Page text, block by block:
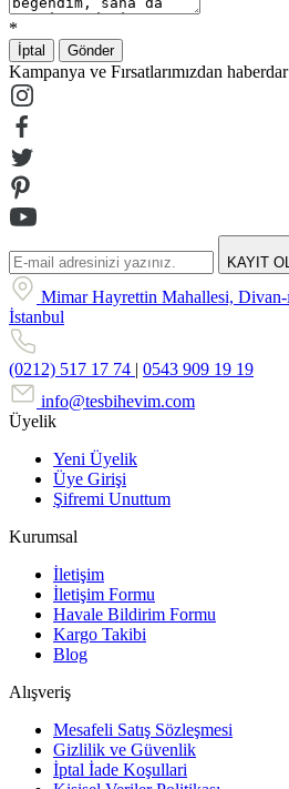
*
İptal Gönder
Kampanya ve Fırsatlarımızdan
KAYIT OL
Mimar Hayrettin Mahallesi,
İstanbul
(0212) 517 17 74 | 0543 909 19 19
info@tesbihevim.com
Üyelik
Yeni Üyelik
Üye Girişi
Şifremi Unuttum
Kurumsal
İletişim
İletişim Formu
Havale Bildirim Formu
Kargo Takibi
Blog
Alışveriş
Mesafeli Satış Sözleşmesi
Gizlilik ve Güvenlik
İptal İade Koşullari